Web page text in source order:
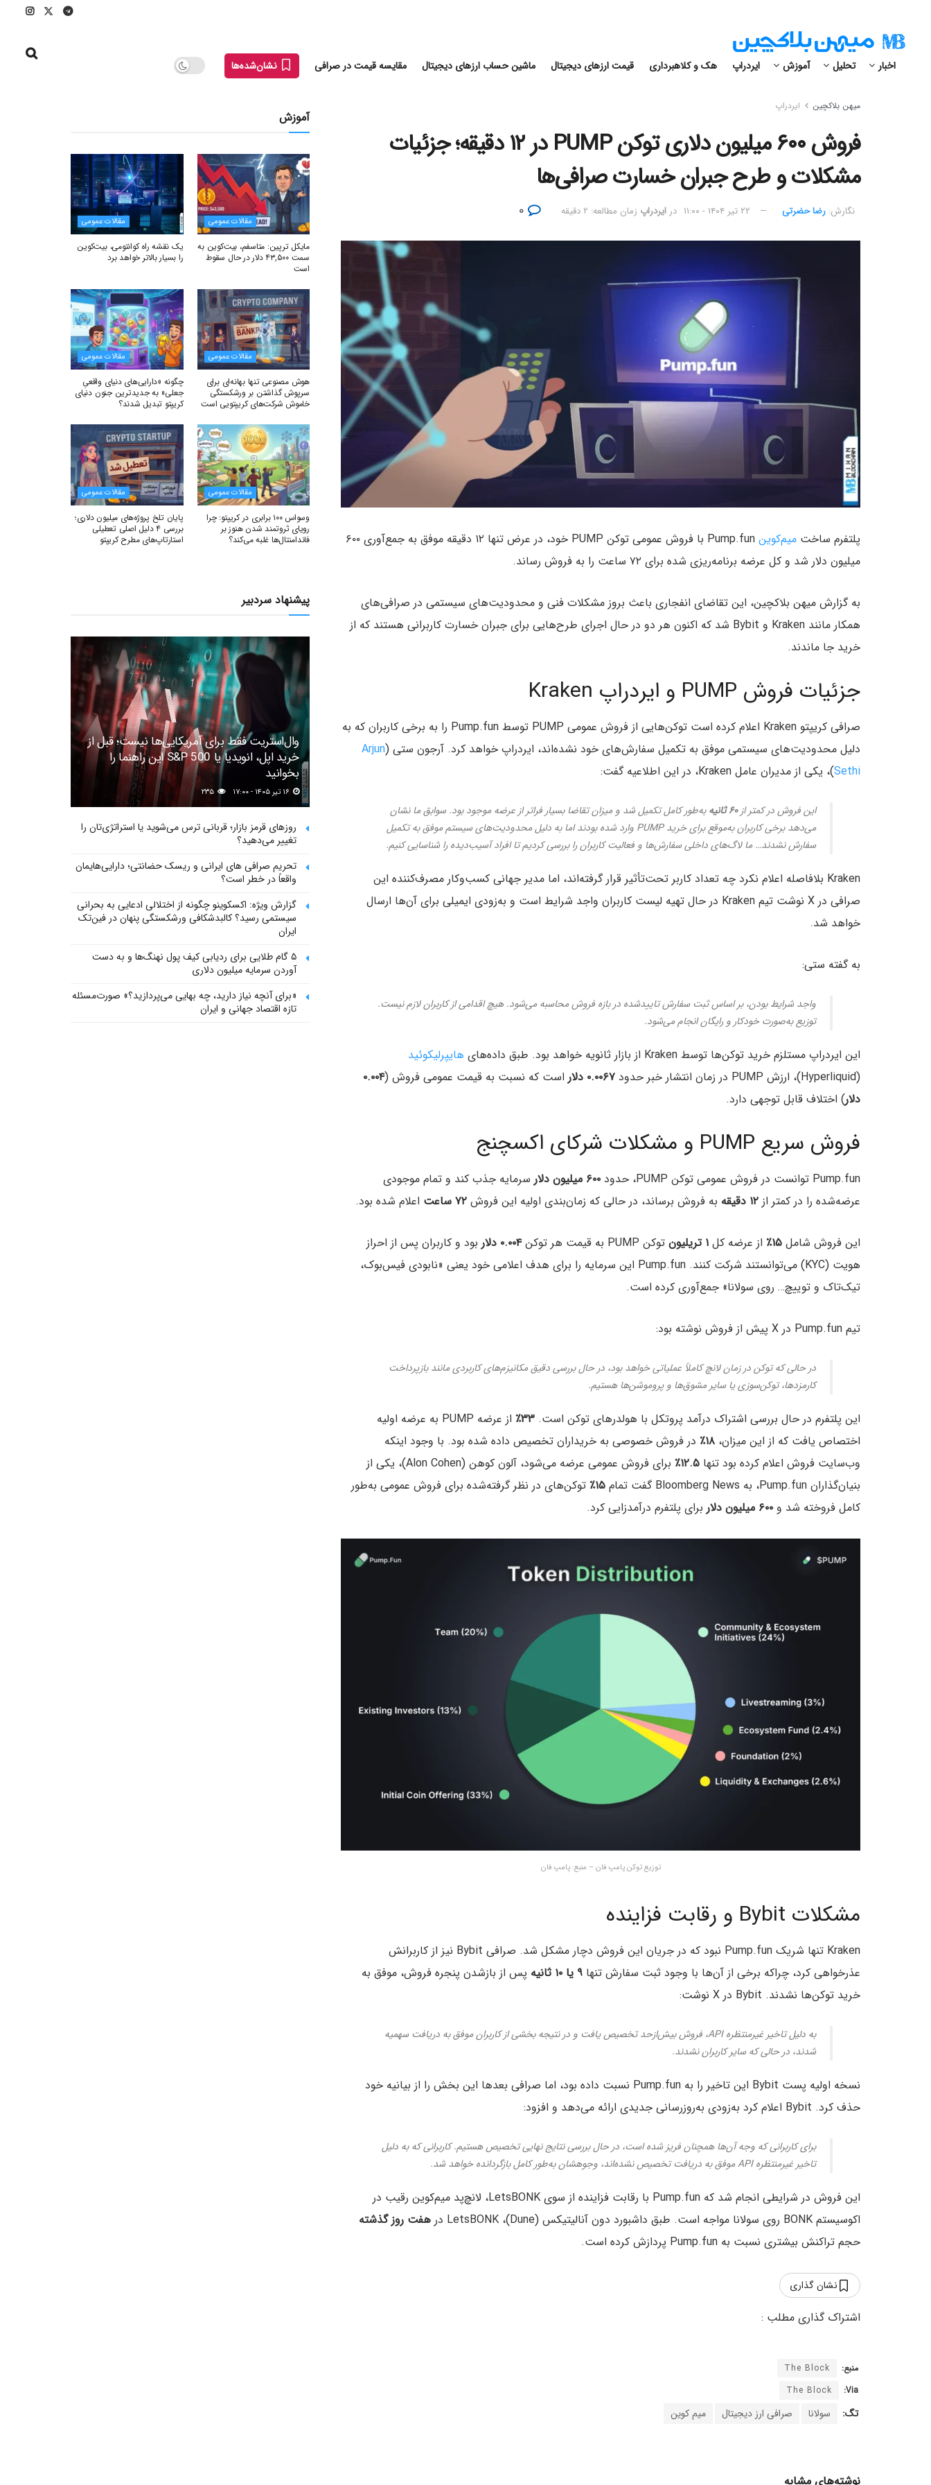
اخبار تحلیل آموزش ایردراپ هک و کلاهبرداری قیمت ارزهای دیجیتال ماشین حساب ارزهای دیجیتال مقایسه قیمت در صرافی نشان‌شده‌ها
میهن بلاکچین ایردراپ
فروش ۶۰۰ میلیون دلاری توکن PUMP در ۱۲ دقیقه؛ جزئیات
مشکلات و طرح جبران خسارت صرافی‌ها
نگارش:‌ رضا حضرتی ۲۲ تیر ۱۴۰۴ - ۱۱:۰۰ در ایردراپ زمان مطالعه: ۲ دقیقه
پلتفرم ساخت میم‌کوین
Pump.fun با فروش عمومی توکن PUMP خود، در عرض تنها ۱۲ دقیقه موفق به جمع‌آوری ۶۰۰
میلیون دلار شد و کل عرضه برنامه‌ریزی شده برای ۷۲ ساعت را به فروش رساند.
به گزارش میهن بلاکچین، این تقاضای انفجاری باعث بروز مشکلات فنی و محدودیت‌های سیستمی در صرافی‌های
همکار مانند Kraken و Bybit شد که اکنون هر دو در حال اجرای طرح‌هایی برای جبران خسارت کاربرانی هستند که از
خرید جا ماندند.
جزئیات فروش PUMP و ایردراپ Kraken
صرافی کریپتو Kraken اعلام کرده است توکن‌هایی از فروش عمومی PUMP توسط Pump.fun را به برخی کاربران که به
دلیل محدودیت‌های سیستمی موفق به تکمیل سفارش‌های خود نشده‌اند، ایردراپ خواهد کرد. آرجون ستی (Arjun
Sethi)، یکی از مدیران عامل Kraken، در این اطلاعیه گفت:
این فروش در کمتر از۶۰ ثانیه
به‌طور کامل تکمیل شد و میزان تقاضا بسیار فراتر از عرضه موجود بود. سوابق ما نشان
می‌دهد برخی کاربران به‌موقع برای خرید PUMP وارد شده بودند اما به دلیل محدودیت‌های سیستم موفق به تکمیل
سفارش نشدند… ما لاگ‌های داخلی سفارش‌ها و فعالیت کاربران را بررسی کردیم تا افراد آسیب‌دیده را شناسایی کنیم.
Kraken بلافاصله اعلام نکرد چه تعداد کاربر تحت‌تأثیر قرار گرفته‌اند، اما مدیر جهانی کسب‌وکار مصرف‌کننده این
صرافی در X نوشت تیم Kraken در حال تهیه لیست کاربران واجد شرایط است و به‌زودی ایمیلی برای آن‌ها ارسال
خواهد شد.
به گفته ستی:
واجد شرایط بودن، بر اساس ثبت سفارش تاییدشده در بازه فروش محاسبه می‌شود. هیچ اقدامی از کاربران لازم نیست.
توزیع به‌صورت خودکار و رایگان انجام می‌شود.
این ایردراپ مستلزم خرید توکن‌ها توسط Kraken از بازار ثانویه خواهد بود. طبق داده‌های
هایپرلیکوئید
(Hyperliquid)، ارزش PUMP در زمان انتشار خبر حدود
۰.۰۰۶۷ دلار است که نسبت به قیمت عمومی فروش (۰.۰۰۴
دلار) اختلاف قابل توجهی دارد.
فروش سریع PUMP و مشکلات شرکای اکسچنج
Pump.fun توانست در فروش عمومی توکن PUMP، حدود ۶۰۰ میلیون دلار
سرمایه جذب کند و تمام موجودی
عرضه‌شده را در کمتر از ۱۲ دقیقه به فروش برساند، در حالی که زمان‌بندی اولیه این فروش ۷۲ ساعت اعلام شده بود.
این فروش شامل ۱۵٪ از عرضه کل ۱ تریلیون توکن PUMP به قیمت هر توکن ۰.۰۰۴ دلار
بود و کاربران پس از احراز
هویت (KYC) می‌توانستند شرکت کنند. Pump.fun این سرمایه را برای هدف اعلامی خود یعنی «نابودی فیس‌بوک،
تیک‌تاک و توییچ… روی سولانا» جمع‌آوری کرده است.
تیم Pump.fun در X پیش از فروش نوشته بود:
در حالی که توکن در زمان لانچ کاملاً عملیاتی خواهد بود، در حال بررسی دقیق مکانیزم‌های کاربردی مانند بازپرداخت
کارمزدها، توکن‌سوزی یا سایر مشوق‌ها و پروموشن‌ها هستیم.
این پلتفرم در حال بررسی اشتراک درآمد پروتکل با هولدرهای توکن است. ۳۳٪
از عرضه PUMP به عرضه اولیه
اختصاص یافت که از این میزان، ۱۸٪ در فروش خصوصی به خریداران تخصیص داده شده بود. با وجود اینکه
وب‌سایت فروش اعلام کرده بود تنها ۱۲.۵٪
برای فروش عمومی عرضه می‌شود، آلون کوهن (Alon Cohen)، یکی از
بنیان‌گذاران Pump.fun، به Bloomberg News گفت تمام
۱۵٪ توکن‌های در نظر گرفته‌شده برای فروش عمومی به‌طور
کامل فروخته شد و ۶۰۰ میلیون دلار برای پلتفرم درآمدزایی کرد.
توزیع توکن پامپ فان – منبع: پامپ فان
مشکلات Bybit و رقابت فزاینده
Kraken تنها شریک Pump.fun نبود که در جریان این فروش دچار مشکل شد. صرافی Bybit نیز از کاربرانش
عذرخواهی کرد، چراکه برخی از آن‌ها با وجود ثبت سفارش تنها ۹ یا ۱۰ ثانیه
پس از بازشدن پنجره فروش، موفق به
خرید توکن‌ها نشدند. Bybit در X نوشت:
به دلیل تاخیر غیرمنتظره API، فروش بیش‌ازحد تخصیص یافت و در نتیجه بخشی از کاربران موفق به دریافت سهمیه
شدند، در حالی که سایر کاربران نشدند.
نسخه اولیه پست Bybit این تاخیر را به Pump.fun نسبت داده بود، اما صرافی بعدها این بخش را از بیانیه خود
حذف کرد. Bybit اعلام کرد به‌زودی به‌روزرسانی جدیدی ارائه می‌دهد و افزود:
برای کاربرانی که وجه آن‌ها همچنان فریز شده است، در حال بررسی نتایج نهایی تخصیص هستیم. کاربرانی که به دلیل
تاخیر غیرمنتظره API موفق به دریافت تخصیص نشده‌اند، وجوهشان به‌طور کامل بازگردانده خواهد شد.
این فروش در شرایطی انجام شد که Pump.fun با رقابت فزاینده از سوی LetsBONK، لانچ‌پد میم‌کوین رقیب در
اکوسیستم BONK روی سولانا مواجه است. طبق داشبورد دون آنالیتیکس (Dune)، LetsBONK در
هفت روز گذشته
حجم تراکنش بیشتری نسبت به Pump.fun پردازش کرده است.
نشان گذاری
منبع:
The Block
Via:
The Block
تگ: سولانا صرافی ارز دیجیتال میم کوین
نوشته‌های مشابه
آموزش
مقالات عمومی
مایکل ترپین: متاسفم، بیت‌کوین به
سمت ۴۳,۵۰۰ دلار در حال سقوط
است
مقالات عمومی
یک نقشه راه کوانتومی، بیت‌کوین
را بسیار بالاتر خواهد برد
مقالات عمومی
هوش مصنوعی تنها بهانه‌ای برای
سرپوش گذاشتن بر ورشکستگی
خاموش شرکت‌های کریپتویی است
مقالات عمومی
چگونه «دارایی‌های دنیای واقعیِ
جعلی» به جدیدترین جنون دنیای
کریپتو تبدیل شدند؟
مقالات عمومی
وسواس ۱۰۰ برابری در کریپتو: چرا
رویای ثروتمند شدن هنوز بر
فاندامنتال‌ها غلبه می‌کند؟
مقالات عمومی
پایان تلخ پروژه‌های میلیون دلاری؛
بررسی ۴ دلیل اصلی تعطیلی
استارتاپ‌های مطرح کریپتو
پیشنهاد سردبیر
وال‌استریت فقط برای آمریکایی‌ها نیست؛ قبل از
خرید اپل، انویدیا یا S&P 500 این راهنما را
بخوانید
روزهای قرمز بازار؛ قربانی ترس می‌شوید یا استراتژی‌تان را
تغییر می‌دهید؟
تحریم صرافی های ایرانی و ریسک حضانتی؛ دارایی‌هایمان
واقعاً در خطر است؟
گزارش ویژه: اکسکوینو چگونه از اختلالی ادعایی به بحرانی
سیستمی رسید؟ کالبدشکافی ورشکستگی پنهان در فین‌تک
ایران
۵ گام طلایی برای ردیابی کیف پول‌ نهنگ‌ها و به دست
آوردن سرمایه میلیون دلاری
«برای آنچه نیاز دارید، چه بهایی می‌پردازید؟» صورت‌مسئله
تازه اقتصاد جهانی و ایران